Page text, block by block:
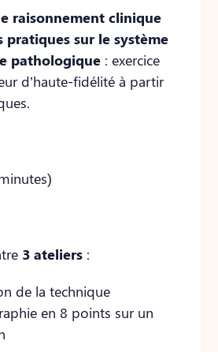
raisonnement clinique
pratiques sur le système
pathologique : exercice
d’haute-fidélité à partir
3 ateliers :
de la technique
en 8 points sur un